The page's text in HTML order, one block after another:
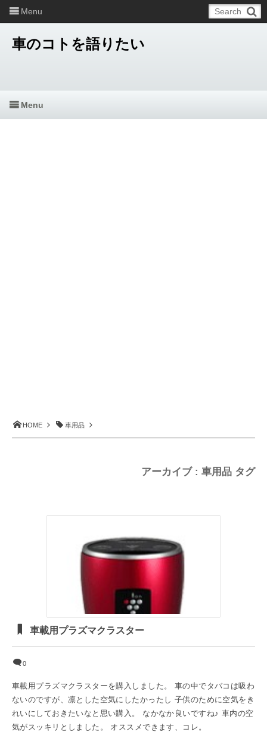
車のコトを語りたい
HOME 車用品
アーカイブ : 車用品 タグ
車載用プラズマクラスター
0
車載用プラズマクラスターを購入しました。 車の中でタバコは吸わ
ないのですが、凛とした空気にしたかったし 子供のために空気をき
れいにしておきたいなと思い購入。 なかなか良いですね♪ 車内の空
気がスッキリとしました。 オススメできます、コレ。
Menu
Menu